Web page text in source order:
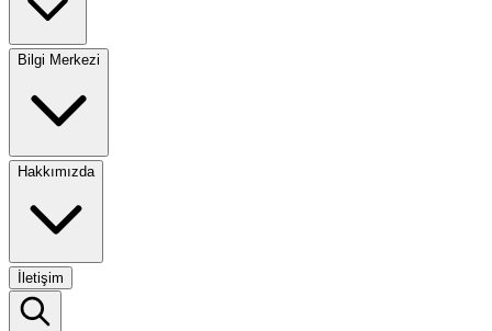
Bilgi Merkezi
Hakkımızda
İletişim